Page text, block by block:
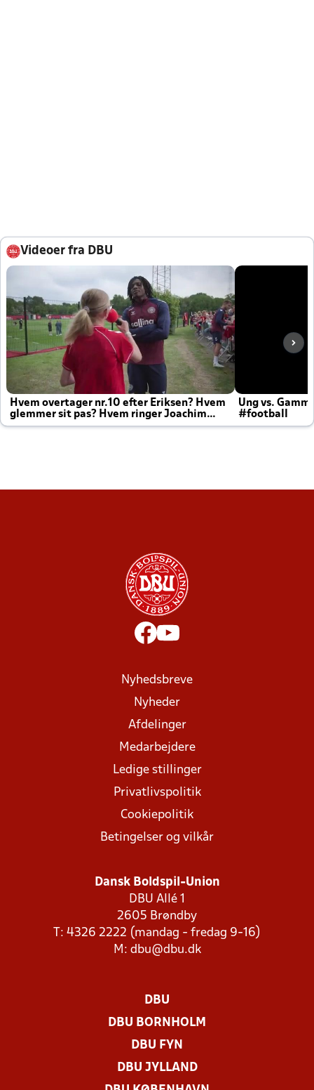
Videoer fra DBU
Hvem overtager nr.10 efter Eriksen? Hvem
glemmer sit pas? Hvem ringer Joachim
altid til efter kampe?
Ung vs.
#football
Nyhedsbreve
Nyheder
Afdelinger
Medarbejdere
Ledige stillinger
Privatlivspolitik
Cookiepolitik
Betingelser og vilkår
Dansk Boldspil-Union
DBU Allé 1
2605 Brøndby
T: 4326 2222 (mandag - fredag 9-16)
M: dbu@dbu.dk
DBU
DBU BORNHOLM
DBU FYN
DBU JYLLAND